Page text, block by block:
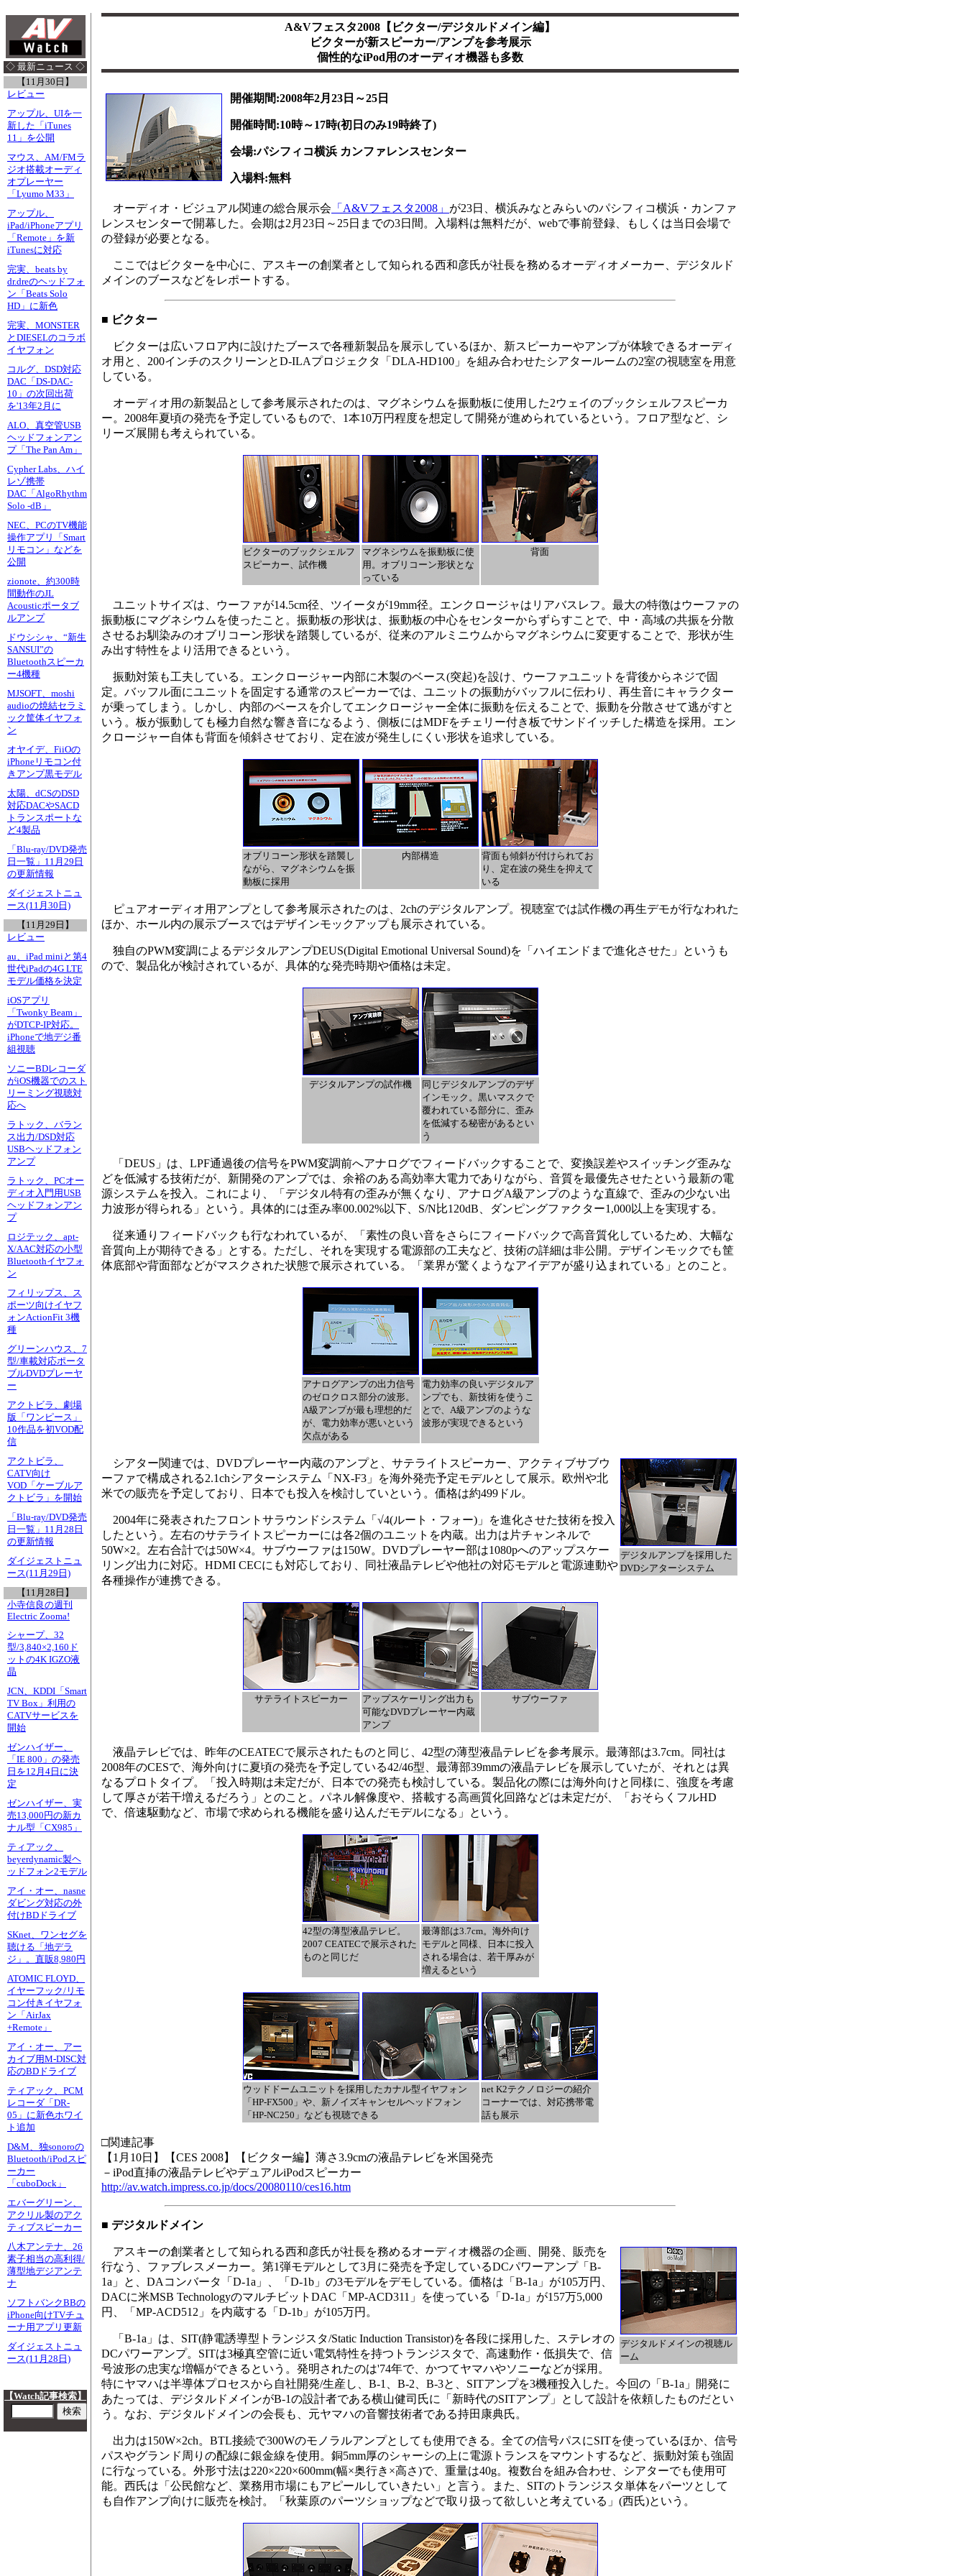
◇ 最新ニュース ◇
【11月30日】
レビュー
アップル、UIを一
新した「iTunes
11」を公開
マウス、AM/FMラ
ジオ搭載オーディ
オプレーヤー
「Lyumo M33」
アップル、
iPad/iPhoneアプリ
「Remote」を新
iTunesに対応
完実、beats by
dr.dreのヘッドフォ
ン「Beats Solo
HD」に新色
完実、MONSTER
とDIESELのコラボ
イヤフォン
コルグ、DSD対応
DAC「DS-DAC-
10」の次回出荷
を'13年2月に
ALO、真空管USB
ヘッドフォンアン
プ「The Pan Am」
Cypher Labs、ハイ
レゾ携帯
DAC「AlgoRhythm
Solo -dB」
NEC、PCのTV機能
操作アプリ「Smart
リモコン」などを
公開
zionote、約300時
間動作のJL
Acousticポータブ
ルアンプ
ドウシシャ、“新生
SANSUI”の
Bluetoothスピーカ
ー4機種
MJSOFT、moshi
audioの焼結セラミ
ック筐体イヤフォ
ン
オヤイデ、FiiOの
iPhoneリモコン付
きアンプ黒モデル
太陽、dCSのDSD
対応DACやSACD
トランスポートな
ど4製品
「Blu-ray/DVD発売
日一覧」11月29日
の更新情報
ダイジェストニュ
ース(11月30日)
【11月29日】
レビュー
au、iPad miniと第4
世代iPadの4G LTE
モデル価格を決定
iOSアプリ
「Twonky Beam」
がDTCP-IP対応。
iPhoneで地デジ番
組視聴
ソニーBDレコーダ
がiOS機器でのスト
リーミング視聴対
応へ
ラトック、バラン
ス出力/DSD対応
USBヘッドフォン
アンプ
ラトック、PCオー
ディオ入門用USB
ヘッドフォンアン
プ
ロジテック、apt-
X/AAC対応の小型
Bluetoothイヤフォ
ン
フィリップス、ス
ポーツ向けイヤフ
ォンActionFit 3機
種
グリーンハウス、7
型/車載対応ポータ
ブルDVDプレーヤ
ー
アクトビラ、劇場
版「ワンピース」
10作品を初VOD配
信
アクトビラ、
CATV向け
VOD「ケーブルア
クトビラ」を開始
「Blu-ray/DVD発売
日一覧」11月28日
の更新情報
ダイジェストニュ
ース(11月29日)
【11月28日】
小寺信良の週刊
Electric Zooma!
シャープ、32
型/3,840×2,160ド
ットの4K IGZO液
晶
JCN、KDDI「Smart
TV Box」利用の
CATVサービスを
開始
ゼンハイザー、
「IE 800」の発売
日を12月4日に決
定
ゼンハイザー、実
売13,000円の新カ
ナル型「CX985」
ティアック、
beyerdynamic製ヘ
ッドフォン2モデル
アイ・オー、nasne
ダビング対応の外
付けBDドライブ
SKnet、ワンセグを
聴ける「地デラ
ジ」。直販8,980円
ATOMIC FLOYD、
イヤーフック/リモ
コン付きイヤフォ
ン「AirJax
+Remote」
アイ・オー、アー
カイブ用M-DISC対
応のBDドライブ
ティアック、PCM
レコーダ「DR-
05」に新色ホワイ
ト追加
D&M、独sonoroの
Bluetooth/iPodスピ
ーカー
「cuboDock」
エバーグリーン、
アクリル製のアク
ティブスピーカー
八木アンテナ、26
素子相当の高利得/
薄型地デジアンテ
ナ
ソフトバンクBBの
iPhone向けTVチュ
ーナ用アプリ更新
ダイジェストニュ
ース(11月28日)
【Watch記事検索】
A&Vフェスタ2008【ビクター/デジタルドメイン編】
ビクターが新スピーカー/アンプを参考展示
個性的なiPod用のオーディオ機器も多数
開催期間:2008年2月23日～25日
開催時間:10時～17時(初日のみ19時終了)
会場:パシフィコ横浜 カンファレンスセンター
入場料:無料
オーディオ・ビジュアル関連の総合展示会 「A&Vフェスタ2008」 が23日、横浜みなとみらいのパシフィコ横浜・カンファ
レンスセンターで開幕した。会期は2月23日～25日までの3日間。入場料は無料だが、webで事前登録、もしくは当日会場で
の登録が必要となる。
ここではビクターを中心に、アスキーの創業者として知られる西和彦氏が社長を務めるオーディオメーカー、デジタルド
メインのブースなどをレポートする。
■ ビクター
ビクターは広いフロア内に設けたブースで各種新製品を展示しているほか、新スピーカーやアンプが体験できるオーディ
オ用と、200インチのスクリーンとD-ILAプロジェクタ「DLA-HD100」を組み合わせたシアタールームの2室の視聴室を用意
している。
オーディオ用の新製品として参考展示されたのは、マグネシウムを振動板に使用した2ウェイのブックシェルフスピーカ
ー。2008年夏頃の発売を予定しているもので、1本10万円程度を想定して開発が進められているという。フロア型など、シ
リーズ展開も考えられている。
ビクターのブックシェルフ
スピーカー、試作機
マグネシウムを振動板に使
用。オブリコーン形状とな
っている
背面
ユニットサイズは、ウーファが14.5cm径、ツイータが19mm径。エンクロージャはリアバスレフ。最大の特徴はウーファの
振動板にマグネシウムを使ったこと。振動板の形状は、振動板の中心をセンターからずらすことで、中・高域の共振を分散
させるお馴染みのオブリコーン形状を踏襲しているが、従来のアルミニウムからマグネシウムに変更することで、形状が生
み出す特性をより活用できるという。
振動対策も工夫している。エンクロージャー内部に木製のベース(突起)を設け、ウーファユニットを背後からネジで固
定。バッフル面にユニットを固定する通常のスピーカーでは、ユニットの振動がバッフルに伝わり、再生音にキャラクター
が乗ってしまう。しかし、内部のベースを介してエンクロージャー全体に振動を伝えることで、振動を分散させて逃がすと
いう。板が振動しても極力自然な響き音になるよう、側板にはMDFをチェリー付き板でサンドイッチした構造を採用。エン
クロージャー自体も背面を傾斜させており、定在波が発生しにくい形状を追求している。
オブリコーン形状を踏襲し
ながら、マグネシウムを振
動板に採用
内部構造
背面も傾斜が付けられてお
り、定在波の発生を抑えて
いる
ピュアオーディオ用アンプとして参考展示されたのは、2chのデジタルアンプ。視聴室では試作機の再生デモが行なわれた
ほか、ホール内の展示ブースではデザインモックアップも展示されている。
独自のPWM変調によるデジタルアンプDEUS(Digital Emotional Universal Sound)を「ハイエンドまで進化させた」というも
ので、製品化が検討されているが、具体的な発売時期や価格は未定。
デジタルアンプの試作機
同じデジタルアンプのデザ
インモック。黒いマスクで
覆われている部分に、歪み
を低減する秘密があるとい
う
「DEUS」は、LPF通過後の信号をPWM変調前へアナログでフィードバックすることで、変換誤差やスイッチング歪みな
どを低減する技術だが、新開発のアンプでは、余裕のある高効率大電力でありながら、音質を最優先させたという最新の電
源システムを投入。これにより、「デジタル特有の歪みが無くなり、アナログA級アンプのような直線で、歪みの少ない出
力波形が得られる」という。具体的には歪み率00.002%以下、S/N比120dB、ダンピングファクター1,000以上を実現する。
従来通りフィードバックも行なわれているが、「素性の良い音をさらにフィードバックで高音質化しているため、大幅な
音質向上が期待できる」とする。ただし、それを実現する電源部の工夫など、技術の詳細は非公開。デザインモックでも筐
体底部や背面部などがマスクされた状態で展示されている。「業界が驚くようなアイデアが盛り込まれている」とのこと。
アナログアンプの出力信号
のゼロクロス部分の波形。
A級アンプが最も理想的だ
が、電力効率が悪いという
欠点がある
電力効率の良いデジタルア
ンプでも、新技術を使うこ
とで、A級アンプのような
波形が実現できるという
デジタルアンプを採用した
DVDシアターシステム
シアター関連では、DVDプレーヤー内蔵のアンプと、サテライトスピーカー、アクティブサブウ
ーファで構成される2.1chシアターシステム「NX-F3」を海外発売予定モデルとして展示。欧州や北
米での販売を予定しており、日本でも投入を検討していという。価格は約499ドル。
2004年に発表されたフロントサラウンドシステム「√4(ルート・フォー)」を進化させた技術を投入
したという。左右のサテライトスピーカーには各2個のユニットを内蔵。出力は片チャンネルで
50W×2。左右合計では50W×4。サブウーファは150W。DVDプレーヤー部は1080pへのアップスケー
リング出力に対応。HDMI CECにも対応しており、同社液晶テレビや他社の対応モデルと電源連動や
各種操作が連携できる。
サテライトスピーカー
アップスケーリング出力も
可能なDVDプレーヤー内蔵
アンプ
サブウーファ
液晶テレビでは、昨年のCEATECで展示されたものと同じ、42型の薄型液晶テレビを参考展示。最薄部は3.7cm。同社は
2008年のCESで、海外向けに夏頃の発売を予定している42/46型、最薄部39mmの液晶テレビを展示していたが、それとは異
なるプロトタイプ。「投入時期は未定だが、日本での発売も検討している。製品化の際には海外向けと同様に、強度を考慮
して厚さが若干増えるだろう」とのこと。パネル解像度や、搭載する高画質化回路などは未定だが、「おそらくフルHD
で、倍速駆動など、市場で求められる機能を盛り込んだモデルになる」という。
42型の薄型液晶テレビ。
2007 CEATECで展示された
ものと同じだ
最薄部は3.7cm。海外向け
モデルと同様、日本に投入
される場合は、若干厚みが
増えるという
ウッドドームユニットを採用したカナル型イヤフォン
「HP-FX500」や、新ノイズキャンセルヘッドフォン
「HP-NC250」なども視聴できる
net K2テクノロジーの紹介
コーナーでは、対応携帯電
話も展示
□関連記事
【1月10日】【CES 2008】【ビクター編】薄さ3.9cmの液晶テレビを米国発売
－iPod直挿の液晶テレビやデュアルiPodスピーカー
http://av.watch.impress.co.jp/docs/20080110/ces16.htm
■ デジタルドメイン
デジタルドメインの視聴ル
ーム
アスキーの創業者として知られる西和彦氏が社長を務めるオーディオ機器の企画、開発、販売を
行なう、ファブレスメーカー。第1弾モデルとして3月に発売を予定しているDCパワーアンプ「B-
1a」と、DAコンバータ「D-1a」、「D-1b」の3モデルをデモしている。価格は「B-1a」が105万円、
DACに米MSB TechnologyのマルチビットDAC「MP-ACD311」を使っている「D-1a」が157万5,000
円、「MP-ACD512」を内蔵する「D-1b」が105万円。
「B-1a」は、SIT(静電誘導型トランジスタ/Static Induction Transistor)を各段に採用した、ステレオの
DCパワーアンプ。SITは3極真空管に近い電気特性を持つトランジスタで、高速動作・低損失で、信
号波形の忠実な増幅ができるという。発明されたのは'74年で、かつてヤマハやソニーなどが採用。
特にヤマハは半導体プロセスから自社開発/生産し、B-1、B-2、B-3と、SITアンプを3機種投入した。今回の「B-1a」開発に
あたっては、デジタルドメインがB-1の設計者である横山健司氏に「新時代のSITアンプ」として設計を依頼したものだとい
う。なお、デジタルドメインの会長も、元ヤマハの音響技術者である持田康典氏。
出力は150W×2ch。BTL接続で300Wのモノラルアンプとしても使用できる。全ての信号パスにSITを使っているほか、信号
パスやグランド周りの配線に銀金線を使用。銅5mm厚のシャーシの上に電源トランスをマウントするなど、振動対策も強固
に行なっている。外形寸法は220×220×600mm(幅×奥行き×高さ)で、重量は40g。複数台を組み合わせ、シアターでも使用可
能。西氏は「公民館など、業務用市場にもアピールしていきたい」と言う。また、SITのトランジスタ単体をパーツとして
も自作アンプ向けに販売を検討。「秋葉原のパーツショップなどで取り扱って欲しいと考えている」(西氏)という。